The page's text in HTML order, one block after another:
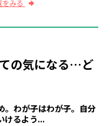
みる
の気になる…ど
。わが子はわが子。自分
けるよう...